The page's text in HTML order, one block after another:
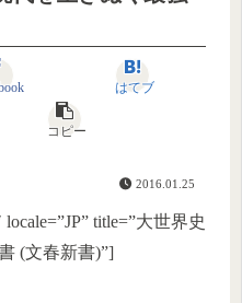
はてブ
コピー
2016.01.25
locale=”JP” title=”大世界史
(文春新書)”]